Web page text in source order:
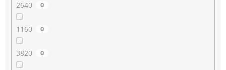
2640 0
1160 0
3820 0